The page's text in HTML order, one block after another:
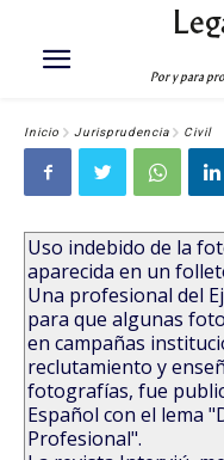
Por y para
Inicio Jurisprudencia Civil
Uso indebido de la
aparecida en un
Una profesional del
para que algunas
en campañas
reclutamiento y
fotografías, fue
Español con el lema
Profesional".